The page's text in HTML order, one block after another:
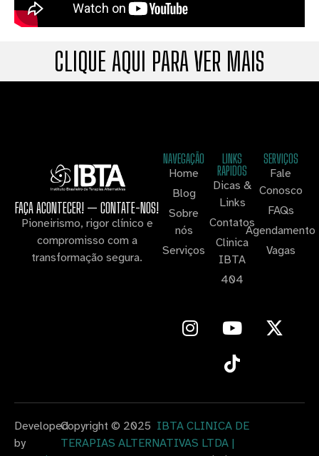
CLIQUE AQUI PARA VER MAIS
FAÇA ACONTECER! — CONTATE-NOS!
Pioneirismo, rigor clínico e
compromisso com a
transformação segura.
NAVEGAÇÃO
Home
Blog
Sobre
nós
Serviços
LINKS
RAPIDOS
Dicas &
Links
Contatos
Clinica
IBTA
404
SERVIÇOS
Fale
Conosco
FAQs
Agendamento
Vagas
Developed
by
Copyright © 2025 IBTA CLINICA DE
TERAPIAS ALTERNATIVAS LTDA |